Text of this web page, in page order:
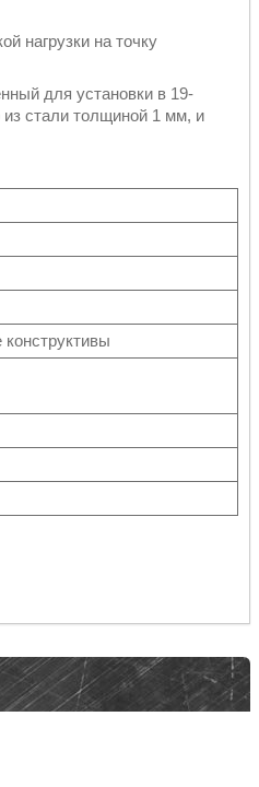
нагрузки на точку
для установки в 19-
стали толщиной 1 мм, и